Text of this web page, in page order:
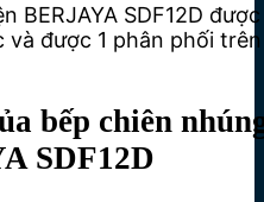
BERJAYA SDF12D được
và được 1 phân phối trên
bếp chiên
SDF12D